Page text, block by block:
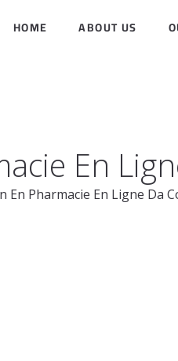
HOME ABOUT US
En
En Pharmacie En Ligne Da